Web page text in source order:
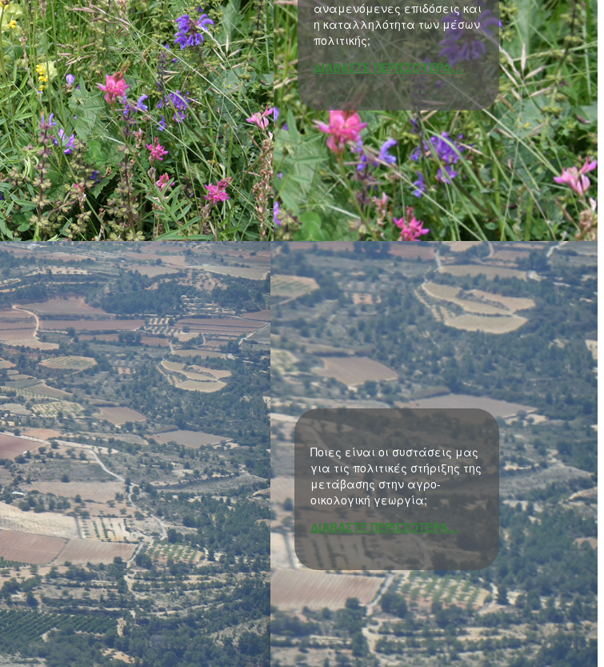
αναμενόμενες επιδόσεις και
η καταλληλότητα των μέσων
πολιτικής;
ΔΙΑΒΑΣΤΕ ΠΕΡΙΣΣΟΤΕΡΑ…
Ποιες είναι οι συστάσεις μας
για τις πολιτικές στήριξης της
μετάβασης στην αγρο-
οικολογική γεωργία;
ΔΙΑΒΑΣΤΕ ΠΕΡΙΣΣΟΤΕΡΑ…